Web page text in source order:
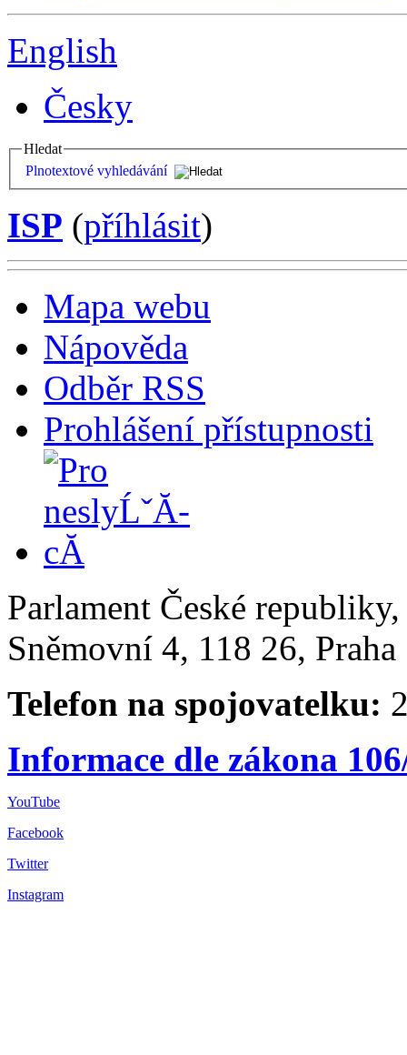
English
Česky
Hledat
Plnotextové vyhledávání
ISP (příhlásit)
Mapa webu
Nápověda
Odběr RSS
Prohlášení přístupnosti
Parlament České
Sněmovní 4, 118 26,
Telefon na spojovatelku:
Informace dle zákona
YouTube
Facebook
Twitter
Instagram